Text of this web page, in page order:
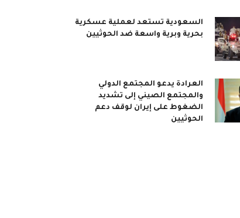
السعودية تستعد لعملية عسكرية
بحرية وبرية واسعة ضد الحوثيين
العرادة يدعو المجتمع الدولي
والمجتمع الصيني إلى تشديد
الضغوط على إيران لوقف دعم
الحوثيين